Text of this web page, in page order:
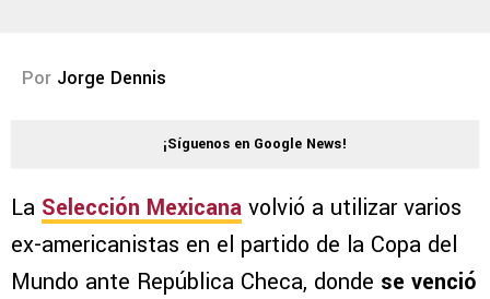
Por Jorge Dennis
¡Síguenos en Google News!
La Selección Mexicana volvió a utilizar varios
ex-americanistas en el partido de la Copa del
Mundo ante República Checa, donde se venció